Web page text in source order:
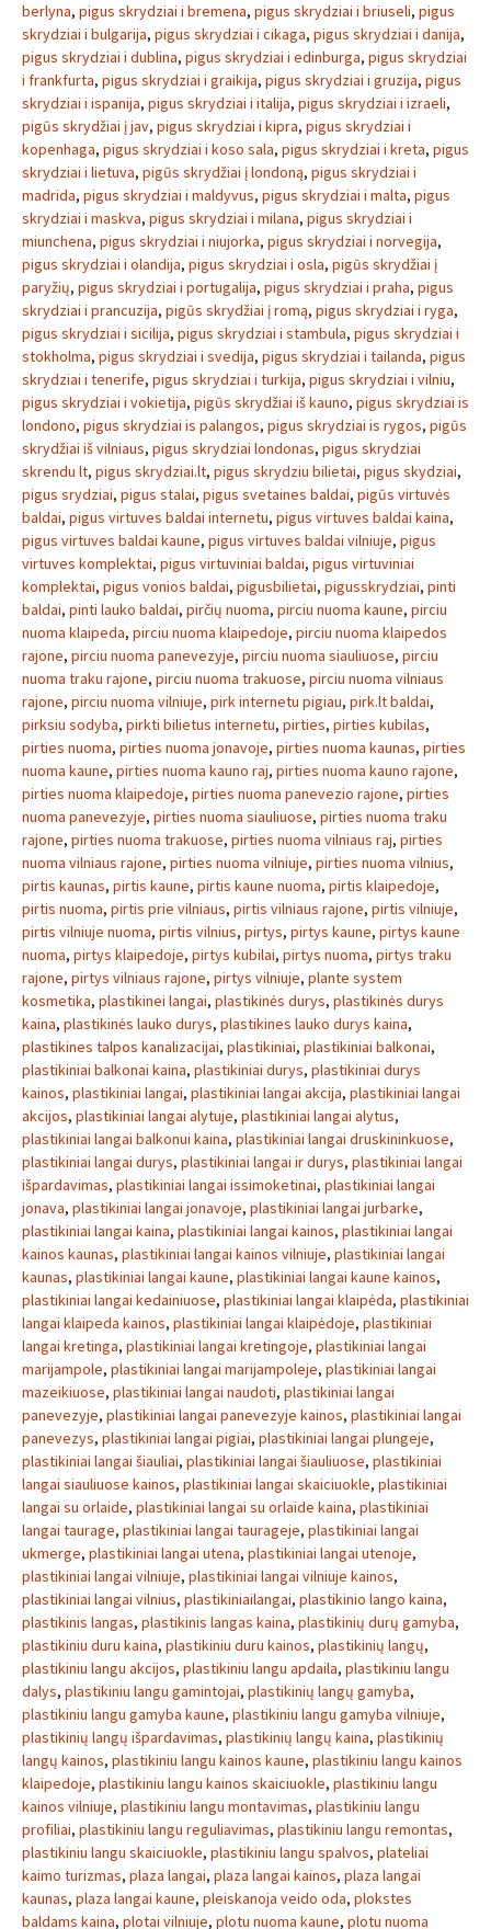
berlyna, pigus skrydziai i bremena, pigus skrydziai i briuseli, pigus
skrydziai i bulgarija, pigus skrydziai i cikaga, pigus skrydziai i danija,
pigus skrydziai i dublina, pigus skrydziai i edinburga, pigus skrydziai
i frankfurta, pigus skrydziai i graikija, pigus skrydziai i gruzija, pigus
skrydziai i ispanija, pigus skrydziai i italija, pigus skrydziai i izraeli,
pigūs skrydžiai į jav, pigus skrydziai i kipra, pigus skrydziai i
kopenhaga, pigus skrydziai i koso sala, pigus skrydziai i kreta, pigus
skrydziai i lietuva, pigūs skrydžiai į londoną, pigus skrydziai i
madrida, pigus skrydziai i maldyvus, pigus skrydziai i malta, pigus
skrydziai i maskva, pigus skrydziai i milana, pigus skrydziai i
miunchena, pigus skrydziai i niujorka, pigus skrydziai i norvegija,
pigus skrydziai i olandija, pigus skrydziai i osla, pigūs skrydžiai į
paryžių, pigus skrydziai i portugalija, pigus skrydziai i praha, pigus
skrydziai i prancuzija, pigūs skrydžiai į romą, pigus skrydziai i ryga,
pigus skrydziai i sicilija, pigus skrydziai i stambula, pigus skrydziai i
stokholma, pigus skrydziai i svedija, pigus skrydziai i tailanda, pigus
skrydziai i tenerife, pigus skrydziai i turkija, pigus skrydziai i vilniu,
pigus skrydziai i vokietija, pigūs skrydžiai iš kauno, pigus skrydziai is
londono, pigus skrydziai is palangos, pigus skrydziai is rygos, pigūs
skrydžiai iš vilniaus, pigus skrydziai londonas, pigus skrydziai
skrendu lt, pigus skrydziai.lt, pigus skrydziu bilietai, pigus skydziai,
pigus srydziai, pigus stalai, pigus svetaines baldai, pigūs virtuvės
baldai, pigus virtuves baldai internetu, pigus virtuves baldai kaina,
pigus virtuves baldai kaune, pigus virtuves baldai vilniuje, pigus
virtuves komplektai, pigus virtuviniai baldai, pigus virtuviniai
komplektai, pigus vonios baldai, pigusbilietai, pigusskrydziai, pinti
baldai, pinti lauko baldai, pirčių nuoma, pirciu nuoma kaune, pirciu
nuoma klaipeda, pirciu nuoma klaipedoje, pirciu nuoma klaipedos
rajone, pirciu nuoma panevezyje, pirciu nuoma siauliuose, pirciu
nuoma traku rajone, pirciu nuoma trakuose, pirciu nuoma vilniaus
rajone, pirciu nuoma vilniuje, pirk internetu pigiau, pirk.lt baldai,
pirksiu sodyba, pirkti bilietus internetu, pirties, pirties kubilas,
pirties nuoma, pirties nuoma jonavoje, pirties nuoma kaunas, pirties
nuoma kaune, pirties nuoma kauno raj, pirties nuoma kauno rajone,
pirties nuoma klaipedoje, pirties nuoma panevezio rajone, pirties
nuoma panevezyje, pirties nuoma siauliuose, pirties nuoma traku
rajone, pirties nuoma trakuose, pirties nuoma vilniaus raj, pirties
nuoma vilniaus rajone, pirties nuoma vilniuje, pirties nuoma vilnius,
pirtis kaunas, pirtis kaune, pirtis kaune nuoma, pirtis klaipedoje,
pirtis nuoma, pirtis prie vilniaus, pirtis vilniaus rajone, pirtis vilniuje,
pirtis vilniuje nuoma, pirtis vilnius, pirtys, pirtys kaune, pirtys kaune
nuoma, pirtys klaipedoje, pirtys kubilai, pirtys nuoma, pirtys traku
rajone, pirtys vilniaus rajone, pirtys vilniuje, plante system
kosmetika, plastikinei langai, plastikinės durys, plastikinės durys
kaina, plastikinės lauko durys, plastikines lauko durys kaina,
plastikines talpos kanalizacijai, plastikiniai, plastikiniai balkonai,
plastikiniai balkonai kaina, plastikiniai durys, plastikiniai durys
kainos, plastikiniai langai, plastikiniai langai akcija, plastikiniai langai
akcijos, plastikiniai langai alytuje, plastikiniai langai alytus,
plastikiniai langai balkonui kaina, plastikiniai langai druskininkuose,
plastikiniai langai durys, plastikiniai langai ir durys, plastikiniai langai
išpardavimas, plastikiniai langai issimoketinai, plastikiniai langai
jonava, plastikiniai langai jonavoje, plastikiniai langai jurbarke,
plastikiniai langai kaina, plastikiniai langai kainos, plastikiniai langai
kainos kaunas, plastikiniai langai kainos vilniuje, plastikiniai langai
kaunas, plastikiniai langai kaune, plastikiniai langai kaune kainos,
plastikiniai langai kedainiuose, plastikiniai langai klaipėda, plastikiniai
langai klaipeda kainos, plastikiniai langai klaipėdoje, plastikiniai
langai kretinga, plastikiniai langai kretingoje, plastikiniai langai
marijampole, plastikiniai langai marijampoleje, plastikiniai langai
mazeikiuose, plastikiniai langai naudoti, plastikiniai langai
panevezyje, plastikiniai langai panevezyje kainos, plastikiniai langai
panevezys, plastikiniai langai pigiai, plastikiniai langai plungeje,
plastikiniai langai šiauliai, plastikiniai langai šiauliuose, plastikiniai
langai siauliuose kainos, plastikiniai langai skaiciuokle, plastikiniai
langai su orlaide, plastikiniai langai su orlaide kaina, plastikiniai
langai taurage, plastikiniai langai taurageje, plastikiniai langai
ukmerge, plastikiniai langai utena, plastikiniai langai utenoje,
plastikiniai langai vilniuje, plastikiniai langai vilniuje kainos,
plastikiniai langai vilnius, plastikiniailangai, plastikinio lango kaina,
plastikinis langas, plastikinis langas kaina, plastikinių durų gamyba,
plastikiniu duru kaina, plastikiniu duru kainos, plastikinių langų,
plastikiniu langu akcijos, plastikiniu langu apdaila, plastikiniu langu
dalys, plastikiniu langu gamintojai, plastikinių langų gamyba,
plastikiniu langu gamyba kaune, plastikiniu langu gamyba vilniuje,
plastikinių langų išpardavimas, plastikinių langų kaina, plastikinių
langų kainos, plastikiniu langu kainos kaune, plastikiniu langu kainos
klaipedoje, plastikiniu langu kainos skaiciuokle, plastikiniu langu
kainos vilniuje, plastikiniu langu montavimas, plastikiniu langu
profiliai, plastikiniu langu reguliavimas, plastikiniu langu remontas,
plastikiniu langu skaiciuokle, plastikiniu langu spalvos, plateliai
kaimo turizmas, plaza langai, plaza langai kainos, plaza langai
kaunas, plaza langai kaune, pleiskanoja veido oda, plokstes
baldams kaina, plotai vilniuje, plotu nuoma kaune, plotu nuoma